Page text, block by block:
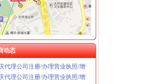
动态
市人民关于印发《重庆市个人房屋装修税收征管暂行
网：重庆市个人房屋装修税收征管暂行办法
市人民办公厅关于转发《重庆市个人房屋装修税收征
市个人房屋装修税收征管暂行办法
市个人房屋装修税收征管暂行办法
代理公司注册/办理营业执照/增资验资/带账做账/代理
代理公司注册/办理营业执照/增资验资/带账做账/代理
网_为企业,做推广